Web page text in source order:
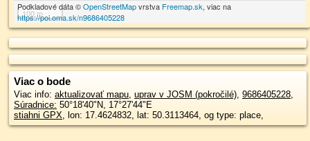
100 m
Podkladové dáta ©OpenStreetMapvrstva Freemap.sk, viac na
https://poi.oma.sk/n9686405228
Viac o bode
Viac info: aktualizovať mapu, uprav v JOSM (pokročilé), 9686405228,
Súradnice: 50°18'40"N, 17°27'44"E
stiahni GPX, lon: 17.4624832, lat: 50.3113464, og type: place,